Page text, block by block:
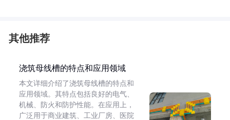
其他推荐
浇筑母线槽的特点和应用领域
本文详细介绍了浇筑母线槽的特点和
应用领域。其特点包括良好的电气、
机械、防火和防护性能。在应用上，
广泛用于商业建筑、工业厂房、医院